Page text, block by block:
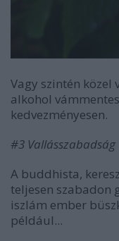
Vagy szintén közel
alkohol
kedvezményesen.
#3 Vallásszabadság
A buddhista,
teljesen szabadon
iszlám ember
például...